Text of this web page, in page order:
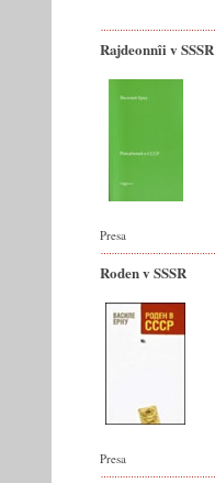
Rajdeonnîi v SSSR
Presa
Roden v SSSR
Presa